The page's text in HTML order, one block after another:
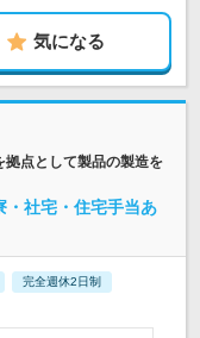
気になる
拠点として製品の製造を
・社宅・住宅手当あ
完全週休2日制